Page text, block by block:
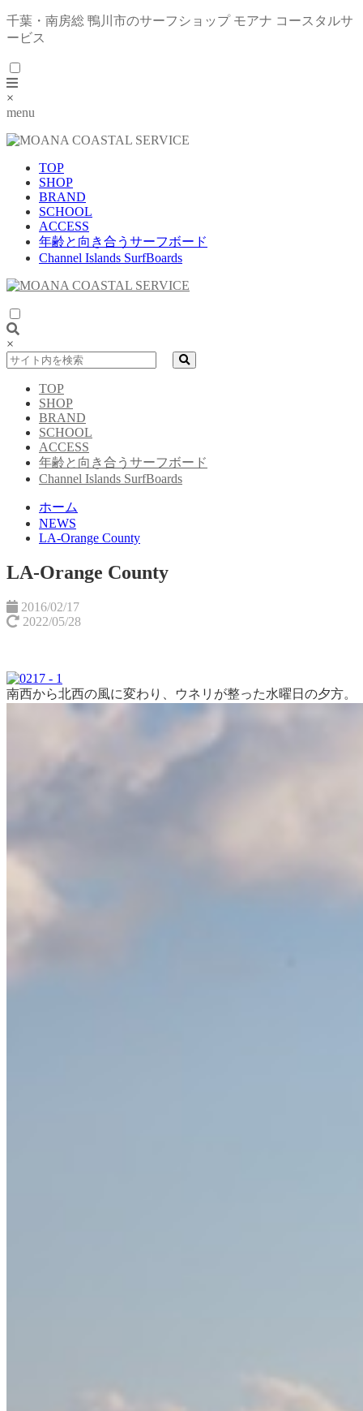
千葉・南房総 鴨川市のサーフショップ モアナ コースタルサ
ービス
×
menu
TOP
SHOP
BRAND
SCHOOL
ACCESS
年齢と向き合うサーフボード
Channel Islands SurfBoards
×
TOP
SHOP
BRAND
SCHOOL
ACCESS
年齢と向き合うサーフボード
Channel Islands SurfBoards
ホーム
NEWS
LA-Orange County
LA-Orange County
2016/02/17
2022/05/28
南西から北西の風に変わり、ウネリが整った水曜日の夕方。